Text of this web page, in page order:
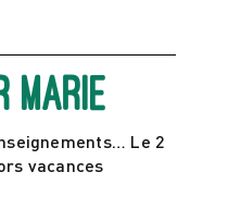
marie
Le 2
vacances